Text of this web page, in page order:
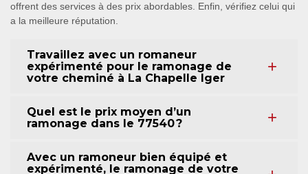
offrent des services à des prix abordables. Enfin, vérifiez celui qui
a la meilleure réputation.
Travaillez avec un romaneur
expérimenté pour le ramonage de
votre cheminé à La Chapelle Iger
Quel est le prix moyen d’un
ramonage dans le 77540 ?
Avec un ramoneur bien équipé et
expérimenté, le ramonage de votre